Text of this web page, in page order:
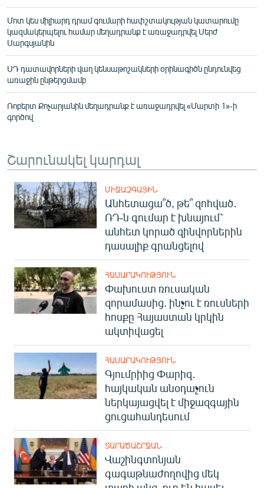
Մոտ կես միլիարդ դրամ գումարի հափշտակության կատարումը
կազմակերպելու համար մեղադրանք է առաջադրվել Սերժ
Սարգսյանին
ՍԴ դատավորների վաղ կենսաթոշակների օրինագիծն ընդունվեց
առաջին ընթերցմամբ
Ռոբերտ Քոչարյանին մեղադրանք է առաջադրվել «Մարտի 1»-ի
գործով
Շարունակել կարդալ
ՄԻՋԱԶԳԱՅԻՆ
Անհետացա՞ծ, թե՞ զոհված․
ՌԴ-ն գումար է խնայում՝
անհետ կորած զինվորներին
դասալիք գրանցելով
ՀԱՍԱՐԱԿՈՒԹՅՈՒՆ
Փախուստ ռուսական
զորամասից. ինչու է ռուսների
հոսքը Հայաստան կրկին
ակտիվացել
ՀԱՍԱՐԱԿՈՒԹՅՈՒՆ
Գյումրիից Փարիզ․
հայկական անօդաչուն
ներկայացվել է միջազգային
ցուցահանդեսում
ՏԱՐԱԾԱՇՐՋԱՆ
Վաշինգտոնյան
գագաթնաժողովից մեկ